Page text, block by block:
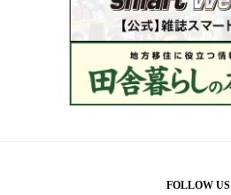
FOLLOW US